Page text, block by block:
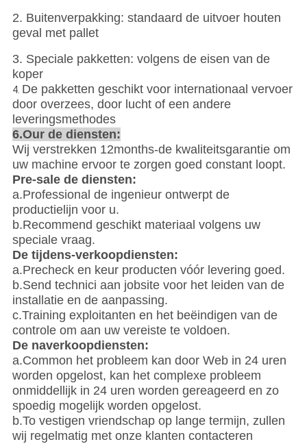
2. Buitenverpakking: standaard de uitvoer houten
geval met pallet
3. Speciale pakketten: volgens de eisen van de
koper
4. De pakketten geschikt voor internationaal vervoer
door overzees, door lucht of een andere
leveringsmethodes
6.Our de diensten:
Wij verstrekken 12months-de kwaliteitsgarantie om
uw machine ervoor te zorgen goed constant loopt.
Pre-sale de diensten:
a.Professional de ingenieur ontwerpt de
productielijn voor u.
b.Recommend geschikt materiaal volgens uw
speciale vraag.
De tijdens-verkoopdiensten:
a.Precheck en keur producten vóór levering goed.
b.Send technici aan jobsite voor het leiden van de
installatie en de aanpassing.
c.Training exploitanten en het beëindigen van de
controle om aan uw vereiste te voldoen.
De naverkoopdiensten:
a.Common het probleem kan door Web in 24 uren
worden opgelost, kan het complexe probleem
onmiddellijk in 24 uren worden gereageerd en zo
spoedig mogelijk worden opgelost.
b.To vestigen vriendschap op lange termijn, zullen
wij regelmatig met onze klanten contacteren